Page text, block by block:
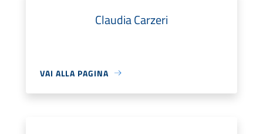
Claudia Carzeri
VAI ALLA PAGINA